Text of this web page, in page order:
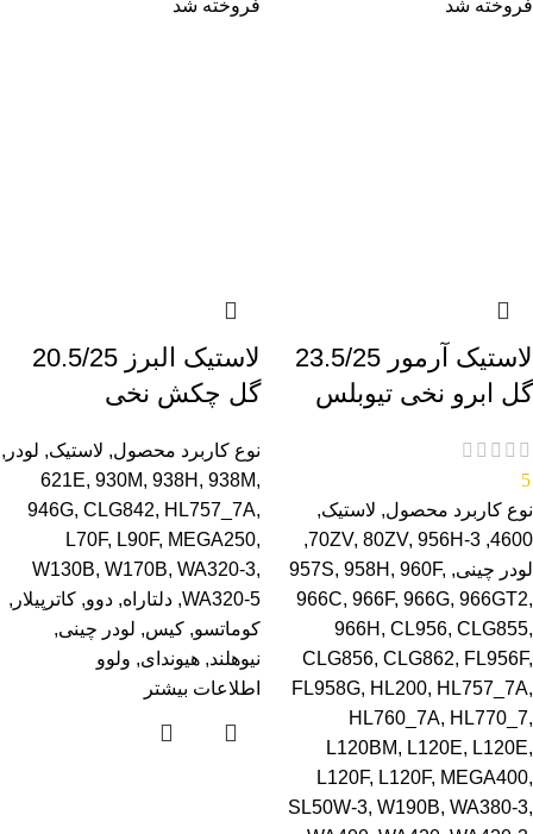
فروخته شد
لاستیک آرمور 23.5/25
گل ابرو نخی تیوبلس
5
نوع کاربرد محصول, لاستیک,
4600
,
70ZV, 80ZV, 956H-3
,
لودر چینی,
957S, 958H , 960F,
966C, 966F, 966G, 966GT2,
966H , CL956, CLG855,
CLG856, CLG862, FL956F,
FL958G, HL200, HL757_7A,
HL760_7A, HL770_7,
L120BM, L120E, L120E,
L120F, L120F, MEGA400,
SL50W-3, W190B, WA380-3,
فروخته شد
لاستیک البرز 20.5/25
گل چکش نخی
نوع کاربرد محصول, لاستیک, لودر ,
621E, 930M, 938H , 938M,
946G, CLG842, HL757_7A,
L70F, L90F, MEGA250,
W130B, W170B, WA320-3,
WA320-5
, دلتاراه, دوو, کاترپیلار ,
کوماتسو, کیس, لودر چینی,
نیوهلند, هیوندای, ولوو
اطلاعات بیشتر